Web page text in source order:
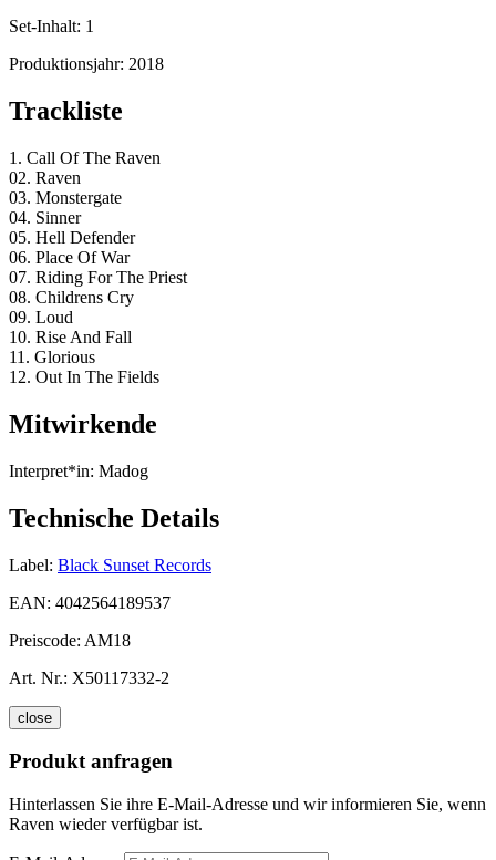
Set-Inhalt: 1
Produktionsjahr: 2018
Trackliste
1. Call Of The Raven
02. Raven
03. Monstergate
04. Sinner
05. Hell Defender
06. Place Of War
07. Riding For The Priest
08. Childrens Cry
09. Loud
10. Rise And Fall
11. Glorious
12. Out In The Fields
Mitwirkende
Interpret*in: Madog
Technische Details
Label: Black Sunset Records
EAN: 4042564189537
Preiscode: AM18
Art. Nr.: X50117332-2
close
Produkt anfragen
Hinterlassen Sie ihre E-Mail-Adresse und wir informieren Sie, wenn
Raven wieder verfügbar ist.